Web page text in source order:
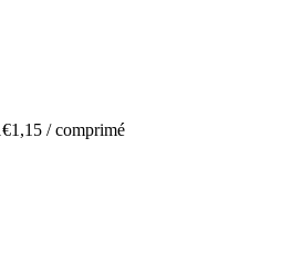
€1,15 / comprimé